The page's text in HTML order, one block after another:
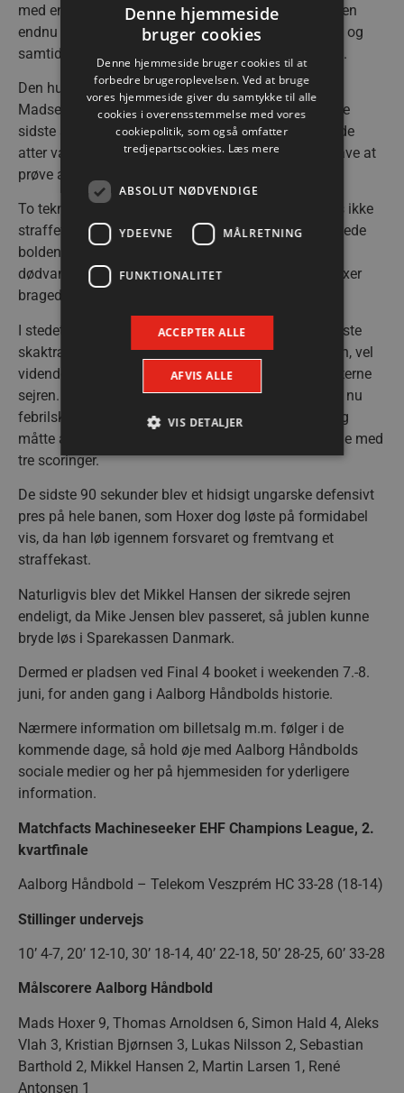
med en kniv og de 5.500 tilskuere måtte tjekke pulsen
endnu engang, da gæsternes Kosorotov reducerede og
samtidig trak endnu en udvisning på Lukas Nilsson.
Den hurdle blev dog overstået fint, hvorefter Stefan
Madsen kaldte timeout for at aftale strategien for de
sidste seks et halvt minut, hvor det ikke overraskende
atter var Hoxer, Nilsson og Arnoldsen der fik til opgave at
prøve at sikre sejren.
To tekniske fejl fra Aalborg Håndbold blev heldigvis ikke
straffet, da gæsterne forivrede sig og ligeledes mistede
bolden. Alligevel var det Veszprém der først brød
dødvandet med reducering til 30-28 inden Mads Hoxer
bragede Aalborg tilbage i front med tre mål.
I stedet var det så gæsternes tur til at forsøge et sidste
skaktræk med en timeout med to et halvt minut igen, vel
vidende at et misbrugt angreb ville kunne sikre værterne
sejren. Det var dog lige præcis hvad der skete, da et nu
febrilsk Veszprém-mandskab ikke kom til scoring og
måtte afgive bolden med halvandet minut igen, nede med
tre scoringer.
De sidste 90 sekunder blev et hidsigt ungarske defensivt
pres på hele banen, som Hoxer dog løste på formidabel
vis, da han løb igennem forsvaret og fremtvang et
straffekast.
Naturligvis blev det Mikkel Hansen der sikrede sejren
endeligt, da Mike Jensen blev passeret, så jublen kunne
bryde løs i Sparekassen Danmark.
Dermed er pladsen ved Final 4 booket i weekenden 7.-8.
juni, for anden gang i Aalborg Håndbolds historie.
Nærmere information om billetsalg m.m. følger i de
kommende dage, så hold øje med Aalborg Håndbolds
sociale medier og her på hjemmesiden for yderligere
information.
Matchfacts Machineseeker EHF Champions League, 2.
kvartfinale
Aalborg Håndbold – Telekom Veszprém HC 33-28 (18-14)
Stillinger undervejs
10’ 4-7, 20’ 12-10, 30’ 18-14, 40’ 22-18, 50’ 28-25, 60’ 33-28
Målscorere Aalborg Håndbold
Mads Hoxer 9, Thomas Arnoldsen 6, Simon Hald 4, Aleks
Vlah 3, Kristian Bjørnsen 3, Lukas Nilsson 2, Sebastian
Barthold 2, Mikkel Hansen 2, Martin Larsen 1, René
Antonsen 1
Denne hjemmeside
bruger cookies
Denne hjemmeside bruger cookies til at
forbedre brugeroplevelsen. Ved at bruge
vores hjemmeside giver du samtykke til alle
cookies i overensstemmelse med vores
cookiepolitik, som også omfatter
tredjepartscookies. Læs mere
ABSOLUT NØDVENDIGE
YDEEVNE MÅLRETNING
FUNKTIONALITET
ACCEPTER ALLE
AFVIS ALLE
VIS DETALJER
Absolut nødvendige
Ydeevne
Målretning
Funktionalitet
Absolut nødvendige cookies muliggør
hjemmesidens grundlæggende funktionalitet
Hjemmesiden kan ikke bruges korrekt uden de
absolut nødvendige cookies.
Navn
.aalborghaandbold.dk